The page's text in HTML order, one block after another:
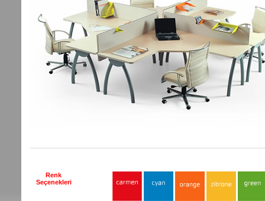
Renk
Seçenekleri